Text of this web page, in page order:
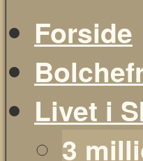
Forside
Livet i
3